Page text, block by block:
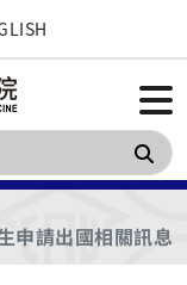
搜
申請出國相關訊息